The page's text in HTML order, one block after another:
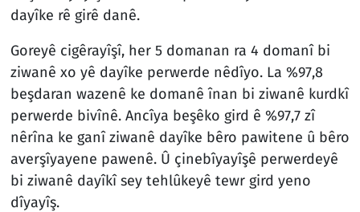
dayîke rê girê danê.
Goreyê cigêrayîşî, her 5 domanan ra 4 domanî bi
ziwanê xo yê dayîke perwerde nêdîyo. La %97,8
beşdaran wazenê ke domanê înan bi ziwanê kurdkî
perwerde bivînê. Ancîya beşêko gird ê %97,7 zî
nêrîna ke ganî ziwanê dayîke bêro pawitene û bêro
averşîyayene pawenê. Û çinebîyayîşê perwerdeyê
bi ziwanê dayîkî sey tehlûkeyê tewr gird yeno
dîyayîş.